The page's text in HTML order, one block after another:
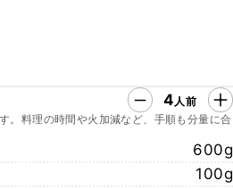
教えていただいた手順や材料でご紹介
で再現したレシピも公開しております
ださいね。
27c14fc7-c909-4843-8c7d-
4人前
。料理の時間や火加減など、手順も分量に合
600g
100g